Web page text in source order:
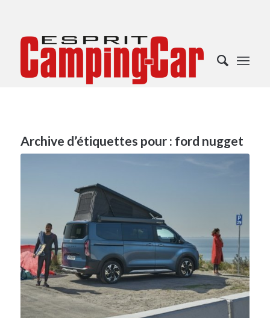
Archive d’étiquettes pour : ford nugget